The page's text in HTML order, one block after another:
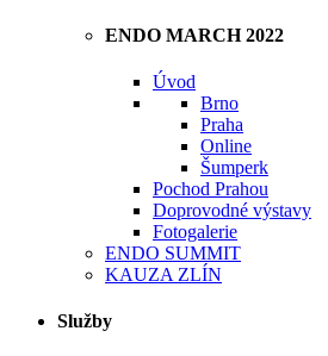
ENDO MARCH 2022
Úvod
Brno
Praha
Online
Šumperk
Pochod Prahou
Doprovodné výstavy
Fotogalerie
ENDO SUMMIT
KAUZA ZLÍN
Služby